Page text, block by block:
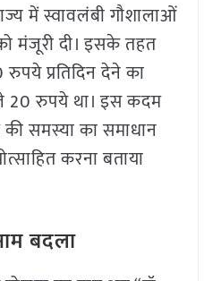
में स्वावलंबी गौशालाओं
मंजूरी दी। इसके तहत
प्रतिदिन देने का
20 रुपये था। इस कदम
समस्या का समाधान
करना बताया
बदला